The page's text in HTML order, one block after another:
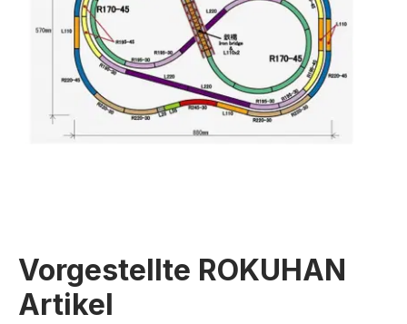
Vorgestellte ROKUHAN
Artikel